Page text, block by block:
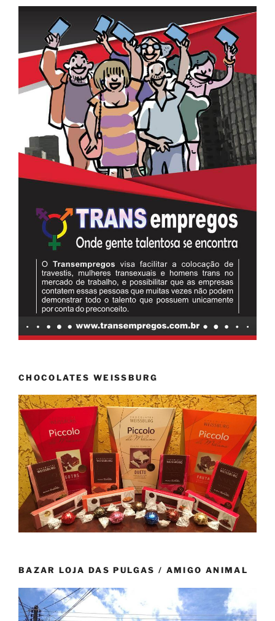
CHOCOLATES WEISSBURG
BAZAR LOJA DAS PULGAS / AMIGO ANIMAL